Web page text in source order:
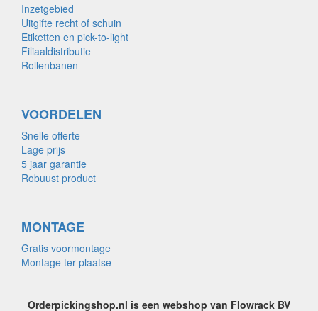
Inzetgebied
Uitgifte recht of schuin
Etiketten en pick-to-light
Filiaaldistributie
Rollenbanen
VOORDELEN
Snelle offerte
Lage prijs
5 jaar garantie
Robuust product
MONTAGE
Gratis voormontage
Montage ter plaatse
Orderpickingshop.nl is een webshop van Flowrack BV